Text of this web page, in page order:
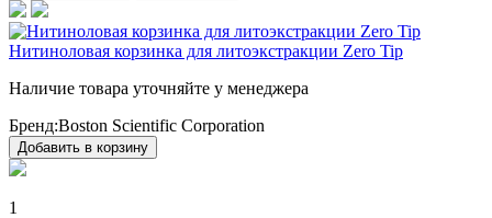
Нитиноловая корзинка для литоэкстракции Zero Tip
Наличие товара уточняйте у менеджера
Бренд:Boston Scientific Corporation
Добавить в корзину
1